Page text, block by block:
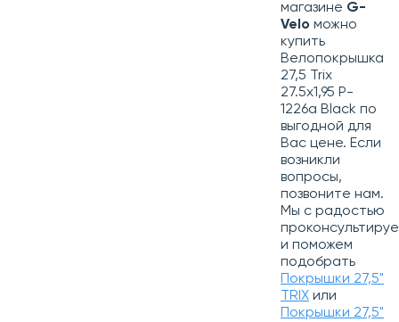
магазине G-
Velo можно
купить
Велопокрышка
27,5 Trix
27.5х1,95 P-
1226a Black по
выгодной для
Вас цене. Если
возникли
вопросы,
позвоните нам.
Мы с радостью
и поможем
подобрать
Покрышки 27,5"
TRIX или
Покрышки 27,5"